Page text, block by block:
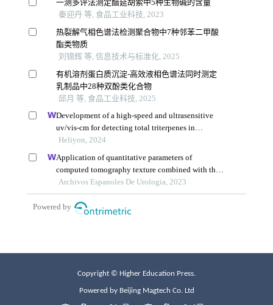
Copyright © Higher Education Press.
Powered by Beijing Magtech Co. Ltd